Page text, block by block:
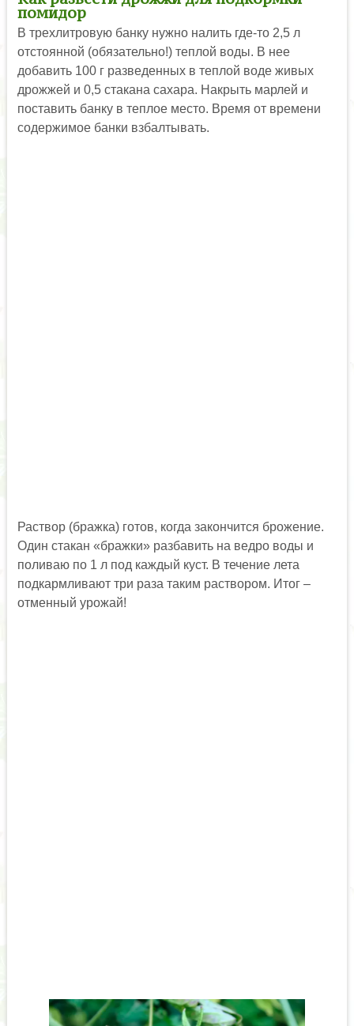
помидор
В трехлитровую банку нужно налить где-то 2,5 л
отстоянной (обязательно!) теплой воды. В нее
добавить 100 г разведенных в теплой воде живых
дрожжей и 0,5 стакана сахара. Накрыть марлей и
поставить банку в теплое место. Время от времени
содержимое банки взбалтывать.
Раствор (бражка) готов, когда закончится брожение.
Один стакан «бражки» разбавить на ведро воды и
поливаю по 1 л под каждый куст. В течение лета
подкармливают три раза таким раствором. Итог –
отменный урожай!